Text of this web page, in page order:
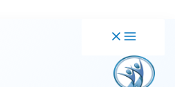
المحتوى